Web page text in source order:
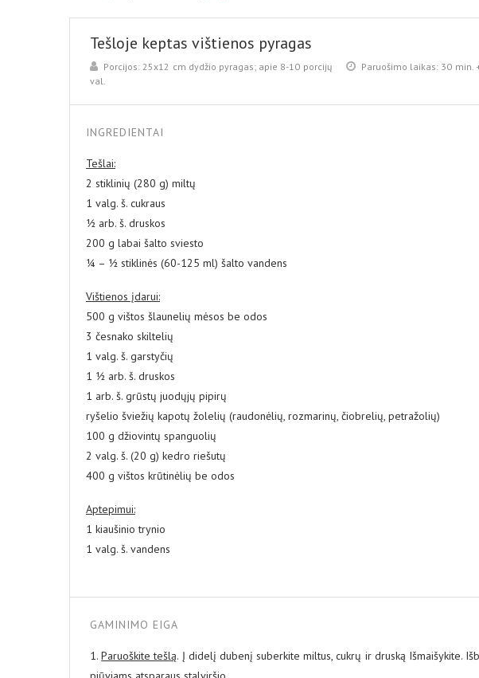
Tešloje keptas vištienos pyragas
Porcijos: 25x12 cm dydžio pyragas; apie 8-10 porcijų Paruošimo laikas: 30 min.
val.
INGREDIENTAI
Tešlai:
2 stiklinių (280 g) miltų
1 valg. š. cukraus
½ arb. š. druskos
200 g labai šalto sviesto
¼ – ½ stiklinės (60-125 ml) šalto vandens
Vištienos įdarui:
500 g vištos šlaunelių mėsos be odos
3 česnako skiltelių
1 valg. š. garstyčių
1 ½ arb. š. druskos
1 arb. š. grūstų juodųjų pipirų
ryšelio šviežių kapotų žolelių (raudonėlių, rozmarinų, čiobrelių, petražolių)
100 g džiovintų spanguolių
2 valg. š. (20 g) kedro riešutų
400 g vištos krūtinėlių be odos
Aptepimui:
1 kiaušinio trynio
1 valg. š. vandens
GAMINIMO EIGA
1.Paruoškite tešlą. Į didelį dubenį suberkite miltus, cukrų ir druską Išmaišykite.